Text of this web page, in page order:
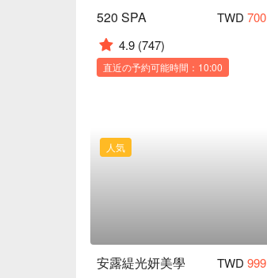
520 SPA TWD 700
4.9 (747)
直近の予約可能時間：10:00
人気
安露緹光妍美學 TWD 999